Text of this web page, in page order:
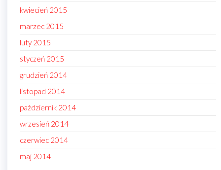
kwiecień 2015
marzec 2015
luty 2015
styczeń 2015
grudzień 2014
listopad 2014
październik 2014
wrzesień 2014
czerwiec 2014
maj 2014